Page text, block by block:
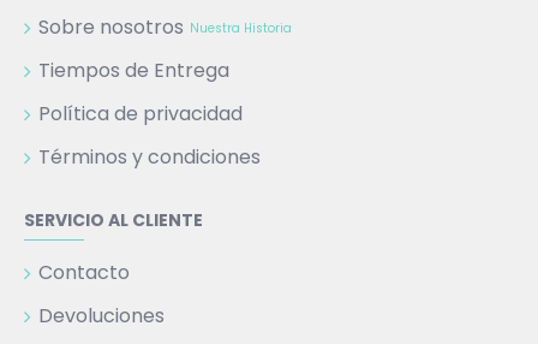
Sobre nosotros Nuestra Historia
Tiempos de Entrega
Política de privacidad
Términos y condiciones
SERVICIO AL CLIENTE
Contacto
Devoluciones